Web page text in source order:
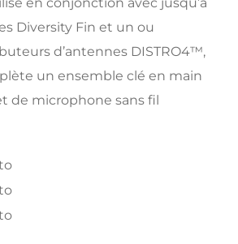
Diversity Fin et un ou
d’antennes DISTRO4™,
un ensemble clé en main
de microphone sans fil